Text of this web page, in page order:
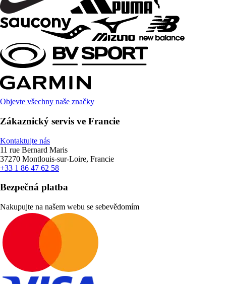
Objevte všechny naše značky
Zákaznický servis ve Francie
Kontaktujte nás
11 rue Bernard Maris
37270 Montlouis-sur-Loire, Francie
+33 1 86 47 62 58
Bezpečná platba
Nakupujte na našem webu se sebevědomím